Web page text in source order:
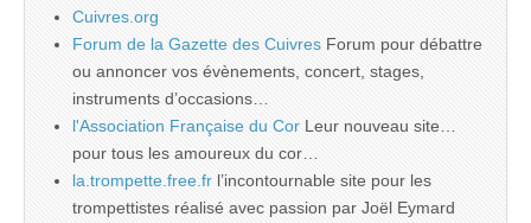
Cuivres.org
Forum de la Gazette des Cuivres Forum pour débattre
ou annoncer vos évènements, concert, stages,
instruments d’occasions…
l'Association Française du Cor Leur nouveau site…
pour tous les amoureux du cor…
la.trompette.free.fr l’incontournable site pour les
trompettistes réalisé avec passion par Joël Eymard